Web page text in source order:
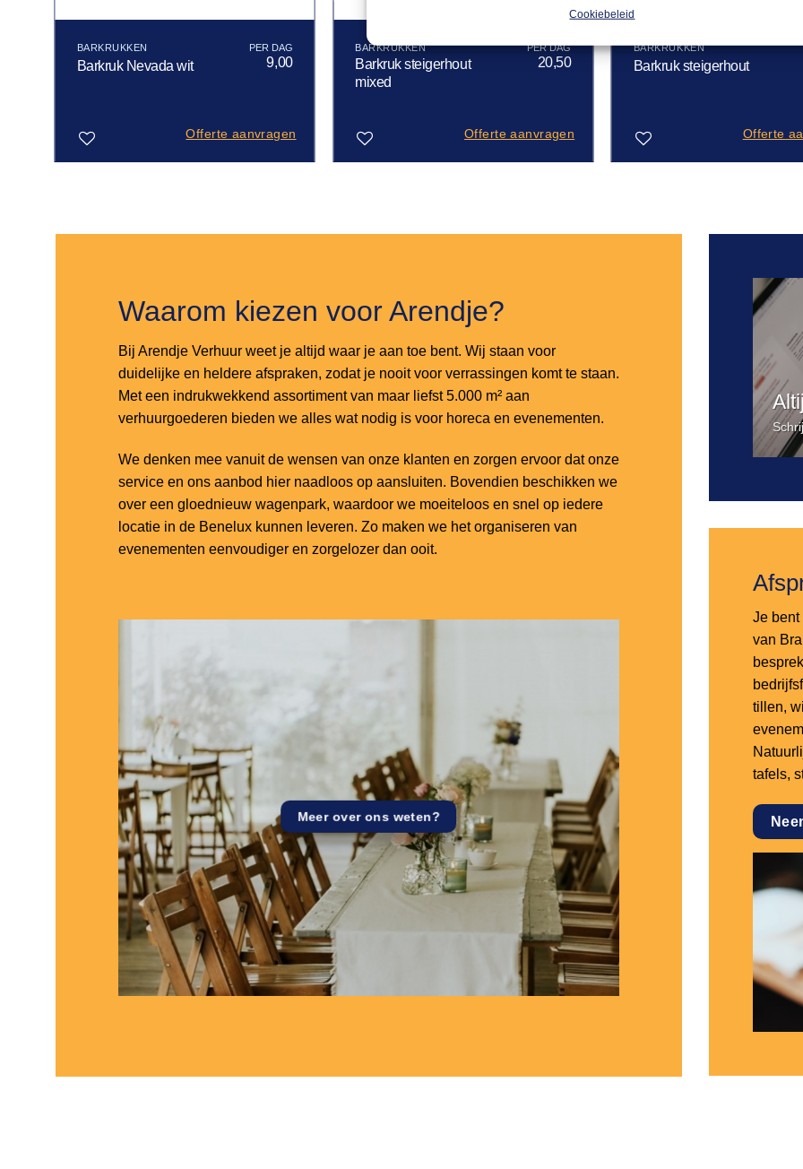
Cookiebeleid
BARKRUKKEN
Barkruk Nevada wit 9,00
Offerte aanvragen
BARKRUKKEN
Barkruk steigerhout
mixed
20,50
Offerte aanvragen
BARKRUKKEN
Barkruk steigerhout
Offerte
Waarom kiezen voor Arendje?
Bij Arendje Verhuur weet je altijd waar je aan toe bent. Wij staan voor
duidelijke en heldere afspraken, zodat je nooit voor verrassingen komt te staan.
Met een indrukwekkend assortiment van maar liefst 5.000 m² aan
verhuurgoederen bieden we alles wat nodig is voor horeca en evenementen.
We denken mee vanuit de wensen van onze klanten en zorgen ervoor dat onze
service en ons aanbod hier naadloos op aansluiten. Bovendien beschikken we
over een gloednieuw wagenpark, waardoor we moeiteloos en snel op iedere
locatie in de Benelux kunnen leveren. Zo maken we het organiseren van
evenementen eenvoudiger en zorgelozer dan ooit.
Meer over ons weten?
Je
van
tillen,
tafels,